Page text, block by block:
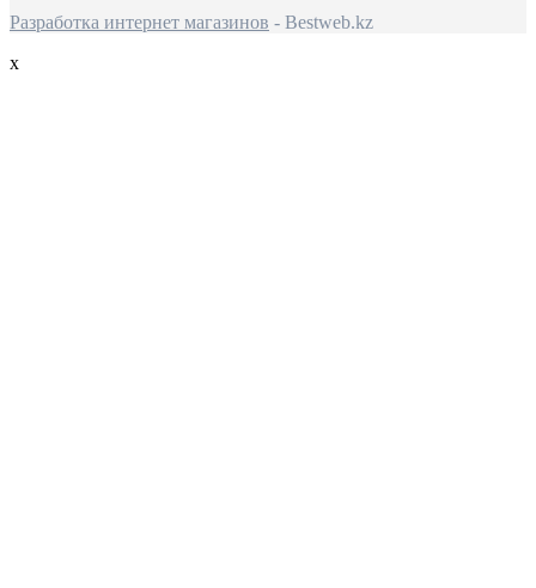
Разработка интернет магазинов - Bestweb.kz
x